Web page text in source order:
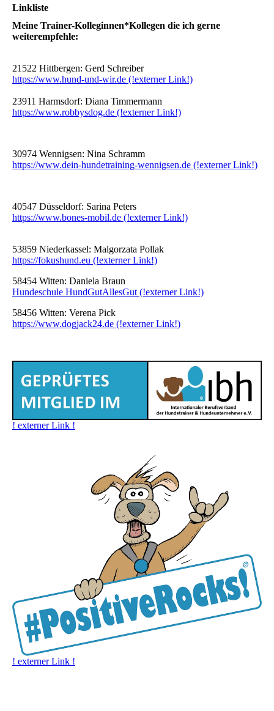
Linkliste
Meine Trainer-Kolleginnen*Kollegen die ich gerne
weiterempfehle:
21522 Hittbergen: Gerd Schreiber
https://www.hund-und-wir.de (!externer Link!)
23911 Harmsdorf: Diana Timmermann
https://www.robbysdog.de (!externer Link!)
30974 Wennigsen: Nina Schramm
https://www.dein-hundetraining-wennigsen.de (!externer Link!)
40547 Düsseldorf: Sarina Peters
https://www.bones-mobil.de (!externer Link!)
53859 Niederkassel: Malgorzata Pollak
https://fokushund.eu (!externer Link!)
58454 Witten: Daniela Braun
Hundeschule HundGutAllesGut (!externer Link!)
58456 Witten: Verena Pick
https://www.dogjack24.de (!externer Link!)
! externer Link !
! externer Link !